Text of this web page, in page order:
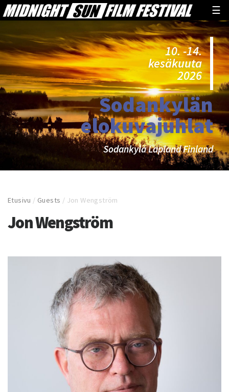
☰
10. -14.
kesäkuuta
2026
Sodankylän
elokuvajuhlat
Sodankylä Lapland Finland
Etusivu / Guests / Jon Wengström
Jon Wengström